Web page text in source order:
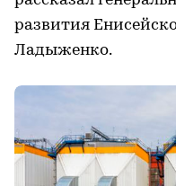
развития
Ладыженко.